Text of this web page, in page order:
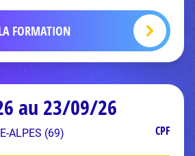
FORMATION
au 23/09/26
ALPES (69) CPF